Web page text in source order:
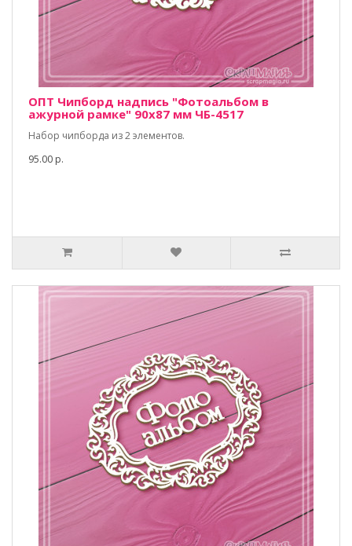
ОПТ Чипборд надпись "Фотоальбом в
ажурной рамке" 90х87 мм ЧБ-4517
Набор чипборда из 2 элементов.
95.00 р.